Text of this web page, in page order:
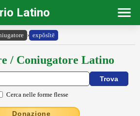
Latino
› expŏsĭtē
/ Coniugatore Latino
Cerca nelle forme flesse
Donazione